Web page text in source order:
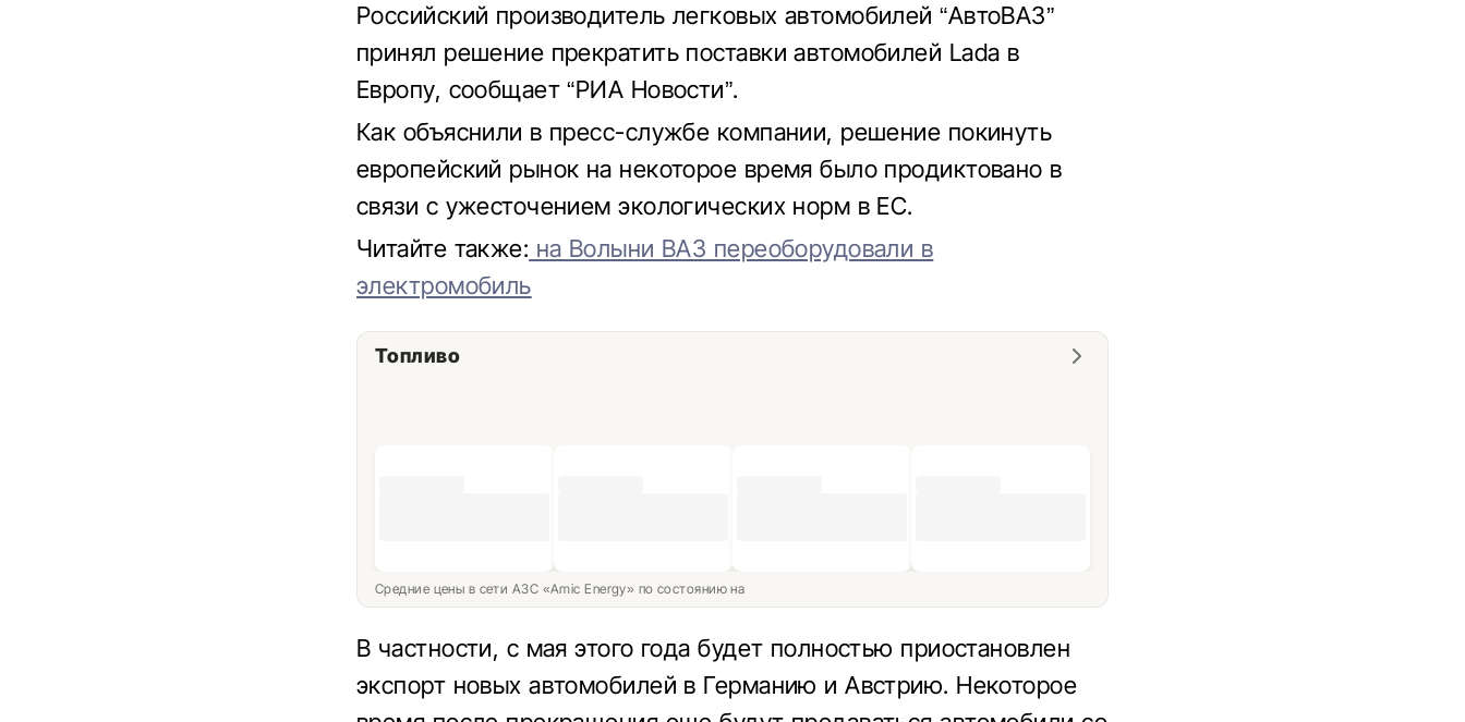
Российский производитель легковых автомобилей “АвтоВАЗ”
принял решение прекратить поставки автомобилей Lada в
Европу, сообщает “РИА Новости”.
Как объяснили в пресс-службе компании, решение покинуть
европейский рынок на некоторое время было продиктовано в
связи с ужесточением экологических норм в ЕС.
Читайте также: на Волыни ВАЗ переоборудовали в
электромобиль
Топливо
Средние цены в сети АЗС «Amic Energy» по состоянию на
В частности, с мая этого года будет полностью приостановлен
экспорт новых автомобилей в Германию и Австрию. Некоторое